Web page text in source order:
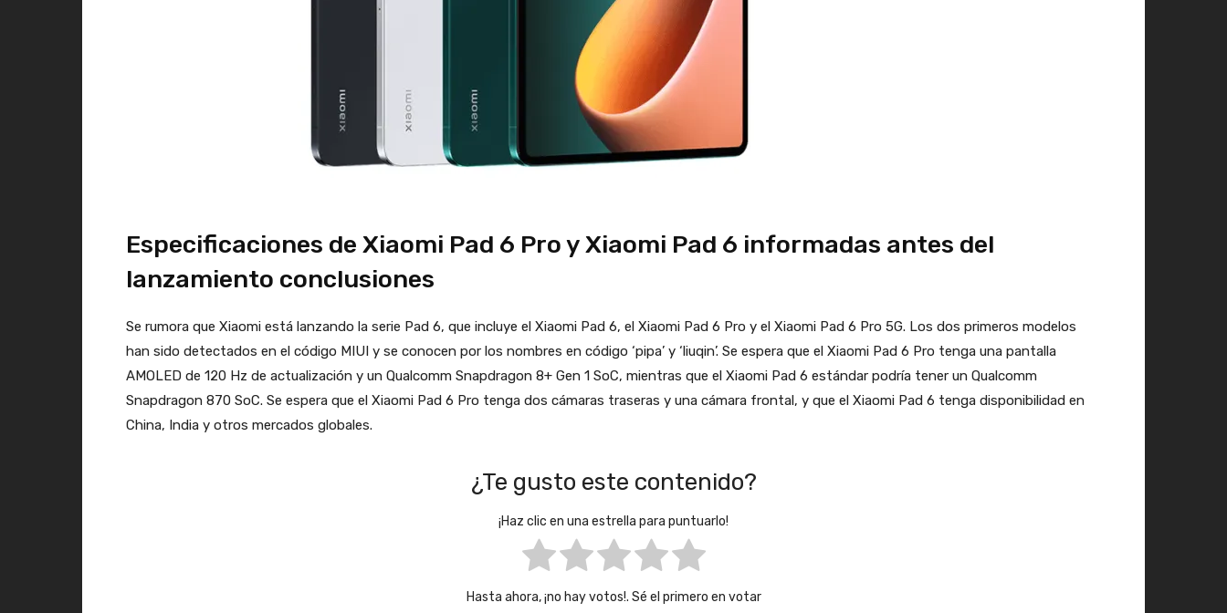
Especificaciones de Xiaomi Pad 6 Pro y Xiaomi Pad 6 informadas antes del
lanzamiento conclusiones
Se rumora que Xiaomi está lanzando la serie Pad 6, que incluye el Xiaomi Pad 6, el Xiaomi Pad 6 Pro y el Xiaomi Pad 6 Pro 5G. Los dos primeros modelos
han sido detectados en el código MIUI y se conocen por los nombres en código ‘pipa’ y ‘liuqin’. Se espera que el Xiaomi Pad 6 Pro tenga una pantalla
AMOLED de 120 Hz de actualización y un Qualcomm Snapdragon 8+ Gen 1 SoC, mientras que el Xiaomi Pad 6 estándar podría tener un Qualcomm
Snapdragon 870 SoC. Se espera que el Xiaomi Pad 6 Pro tenga dos cámaras traseras y una cámara frontal, y que el Xiaomi Pad 6 tenga disponibilidad en
China, India y otros mercados globales.
¿Te gusto este contenido?
¡Haz clic en una estrella para puntuarlo!
Hasta ahora, ¡no hay votos!. Sé el primero en votar